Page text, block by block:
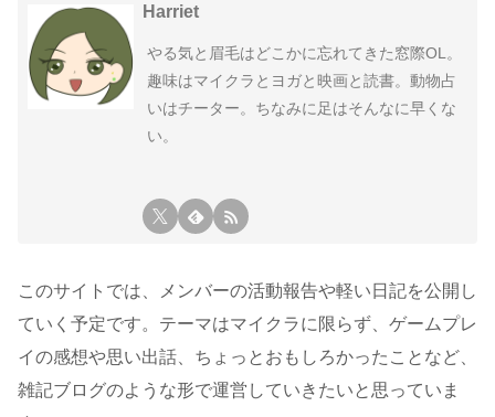
Harriet
やる気と眉毛はどこかに忘れてきた窓際OL。
趣味はマイクラとヨガと映画と読書。動物占
いはチーター。ちなみに足はそんなに早くな
い。
このサイトでは、メンバーの活動報告や軽い日記を公開し
ていく予定です。テーマはマイクラに限らず、ゲームプレ
イの感想や思い出話、ちょっとおもしろかったことなど、
雑記ブログのような形で運営していきたいと思っていま